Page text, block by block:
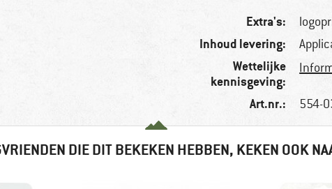
Extra's:
Inhoud levering:
Wettelijke
kennisgeving:
Art.nr.: 554-
DIE DIT BEKEKEN HEBBEN, KEKEN OOK